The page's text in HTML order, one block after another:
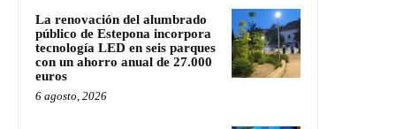
La renovación del alumbrado
público de Estepona incorpora
tecnología LED en seis parques
con un ahorro anual de 27.000
euros
6 agosto, 2026